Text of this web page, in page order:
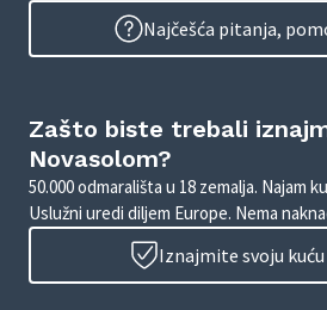
Najčešća pitanja,
Zašto biste trebali
Novasolom?
50.000 odmarališta u 18 zemalja. Najam
Uslužni uredi diljem Europe. Nema
Iznajmite svoju